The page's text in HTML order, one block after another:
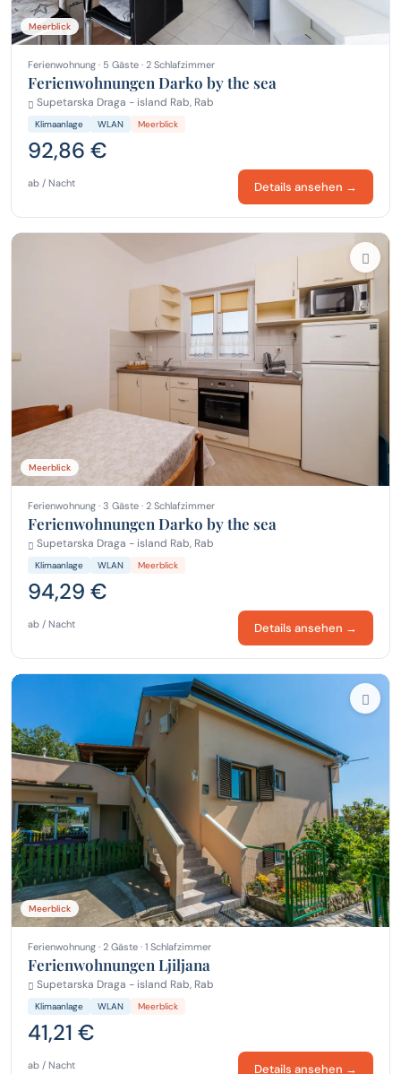
Meerblick
Ferienwohnung · 5 Gäste · 2 Schlafzimmer
Ferienwohnungen Darko by the sea
Supetarska Draga - island Rab, Rab
Klimaanlage WLAN Meerblick
92,86 €
ab / Nacht Details ansehen →
Meerblick
Ferienwohnung · 3 Gäste · 2 Schlafzimmer
Ferienwohnungen Darko by the sea
Supetarska Draga - island Rab, Rab
Klimaanlage WLAN Meerblick
94,29 €
ab / Nacht Details ansehen →
Meerblick
Ferienwohnung · 2 Gäste · 1 Schlafzimmer
Ferienwohnungen Ljiljana
Supetarska Draga - island Rab, Rab
Klimaanlage WLAN Meerblick
41,21 €
ab / Nacht Details ansehen →